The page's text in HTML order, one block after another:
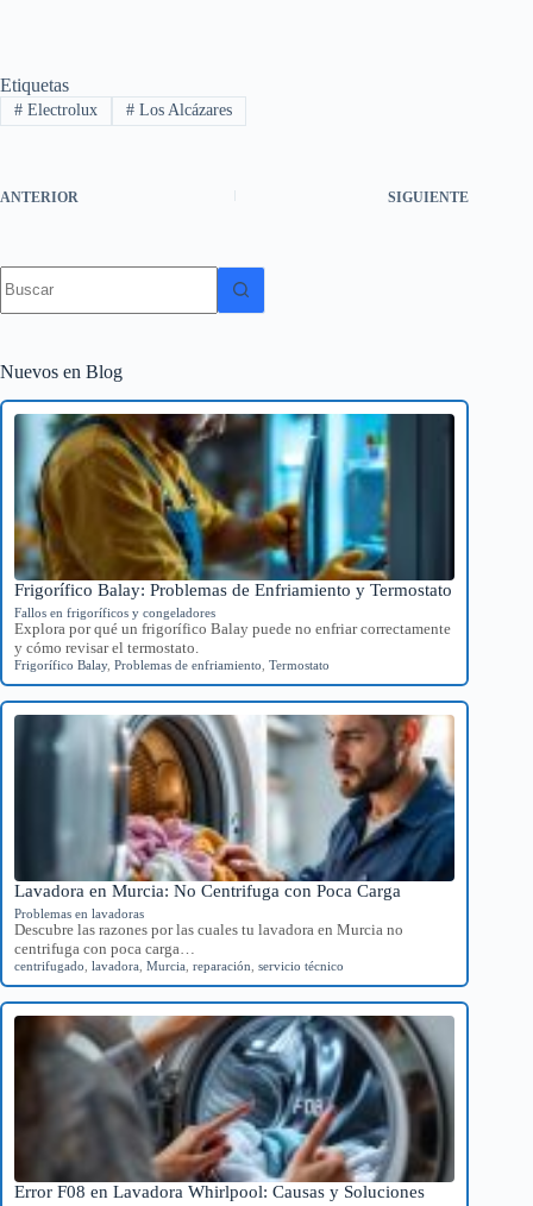
Etiquetas
#Electrolux #Los Alcázares
ANTERIOR SIGUIENTE
resultados
Nuevos en Blog
Frigorífico Balay: Problemas de Enfriamiento y Termostato
Fallos en frigoríficos y congeladores
Explora por qué un frigorífico Balay puede no enfriar correctamente
y cómo revisar el termostato.
Frigorífico Balay, Problemas de enfriamiento Termostato
Lavadora en Murcia: No Centrifuga con Poca Carga
Problemas en lavadoras
Descubre las razones por las cuales tu lavadora en Murcia no
centrifuga con poca carga…
centrifugado lavadora Murcia reparación servicio técnico
Error F08 en Lavadora Whirlpool: Causas y Soluciones